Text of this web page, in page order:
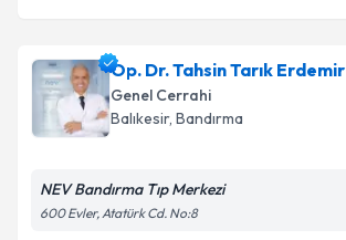
Op. Dr. Tahsin Tarık Erdemir
Genel Cerrahi
Balıkesir, Bandırma
NEV Bandırma Tıp Merkezi
600 Evler, Atatürk Cd. No:8